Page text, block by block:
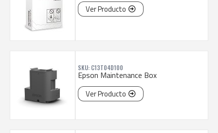
Ver Producto
SKU: C13T04D100
Epson Maintenance Box
Ver Producto